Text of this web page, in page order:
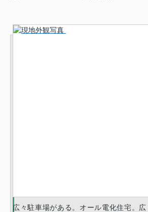
広々駐車場がある。オール電化住宅。